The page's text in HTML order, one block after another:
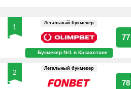
1 Легальный букмекер
Букмекер №1 в Казахстане
77
2 Легальный букмекер
78